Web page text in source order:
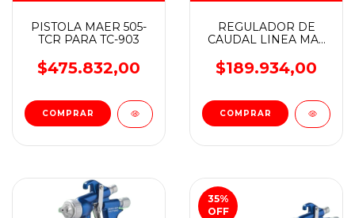
PISTOLA MAER 505-
TCR PARA TC-903
$475.832,00
REGULADOR DE
CAUDAL LINEA MAX
$189.934,00
35%
OFF